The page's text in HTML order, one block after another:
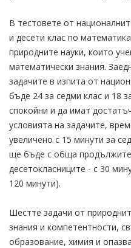
В тестовете от
и десети клас по
природните науки, които
математически знания.
задачите в изпита от
бъде 24 за седми клас и 18
спокойни и да имат
условията на задачите,
увеличено с 15 минути за
ще бъде с обща
десетокласниците - с 30
120 минути).
Шестте задачи от
знания и компетентности,
образование, химия и